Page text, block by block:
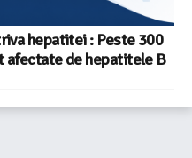
hepatitei : Peste 300
afectate de hepatitele B